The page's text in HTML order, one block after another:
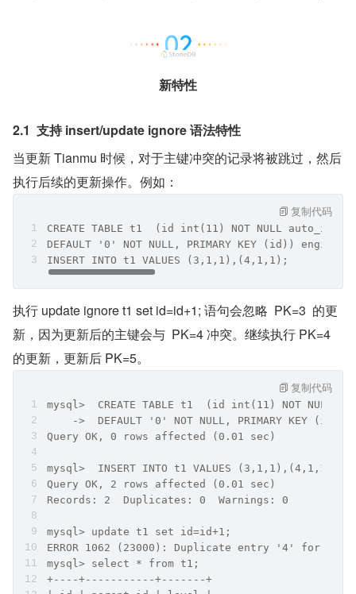
新特性
2.1  支持 insert/update ignore 语法特性
当更新 Tianmu 时候，对于主键冲突的记录将被跳过，然后
执行后续的更新操作。例如：
CREATE TABLE t1  (id int(11) NOT NULL
DEFAULT '0' NOT NULL, PRIMARY KEY (id))
INSERT INTO t1 VALUES (3,1,1),(4,1,1);
复制代码
执行 update ignore t1 set id=id+1; 语句会忽略  PK=3  的更
新，因为更新后的主键会与  PK=4 冲突。继续执行 PK=4
的更新，更新后 PK=5。
mysql>  CREATE TABLE t1  (id int(11) NOT
->  DEFAULT '0' NOT NULL, PRIMARY KEY (id))
Query OK, 0 rows affected (0.01 sec)
mysql>  INSERT INTO t1 VALUES (3,1,1),(4,1,1);
Query OK, 2 rows affected (0.01 sec)
Records: 2  Duplicates: 0  Warnings: 0
mysql> update t1 set id=id+1;
ERROR 1062 (23000): Duplicate entry '4' for key
mysql> select * from t1;
+----+-----------+-------+
复制代码